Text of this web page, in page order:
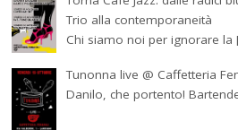
Trio alla contemporaneità
Chi siamo noi per ignorare la
Tunonna live @ Caffetteria
Danilo, che portento!